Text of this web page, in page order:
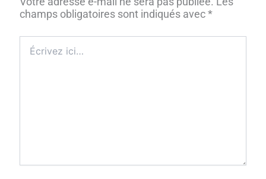
champs obligatoires sont indiqués avec*
ici…